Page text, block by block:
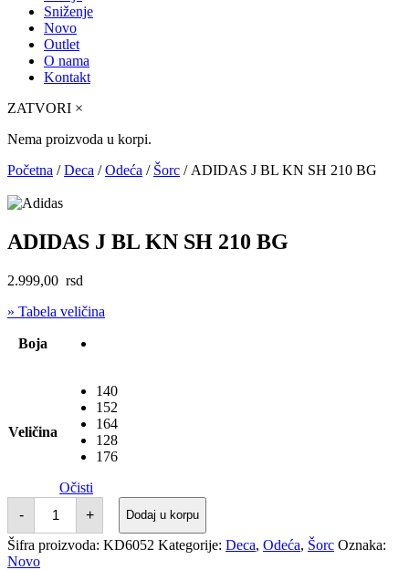
Sniženje
Novo
Outlet
O nama
Kontakt
ZATVORI ×
Nema proizvoda u korpi.
Početna /Deca /Odeća / Šorc / ADIDAS J BL KN SH 210 BG
ADIDAS J BL KN SH 210 BG
2.999,00 rsd
» Tabela veličina
Boja
Veličina
140
152
164
128
176
Očisti
-
ADIDAS
BL
KN
SH
+ Dodaj u korpu
Šifra proizvoda: KD6052 Kategorije: Deca, Odeća, Šorc Oznaka:
Novo